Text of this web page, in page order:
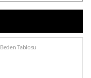
Beden Tablosu